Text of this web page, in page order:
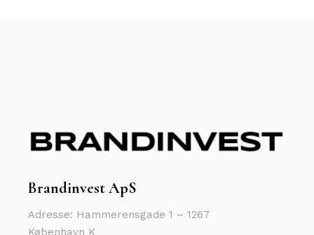
Brandinvest ApS
Adresse: Hammerensgade 1 – 1267
København K